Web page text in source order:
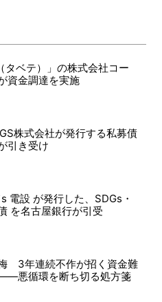
タベテ）」の株式会社コー
資金調達を実施
株式会社が発行する私募債
引き受け
電設 が発行した、SDGs・
を名古屋銀行が引受
3年連続不作が招く資金難
悪循環を断ち切る処方箋